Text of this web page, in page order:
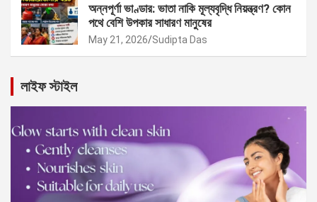
অন্নপূর্ণা ভাণ্ডার: ভাতা নাকি মূল্যবৃদ্ধি নিয়ন্ত্রণ? কোন
পথে বেশি উপকার সাধারণ মানুষের
May 21, 2026 Sudipta Das
লাইফ স্টাইল